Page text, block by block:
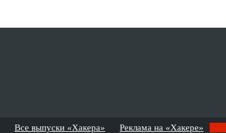
Все выпуски «Хакера» Реклама на «Хакере»